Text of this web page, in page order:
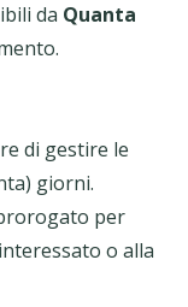
da Quanta
di gestire le
giorni.
per
o alla